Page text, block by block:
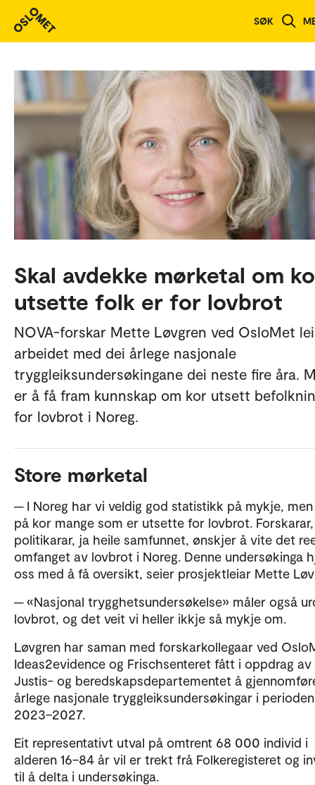
SØK
Skal avdekke mørketal om
utsette folk er for lovbrot
NOVA-forskar Mette Løvgren ved OsloMet
arbeidet med dei årlege nasjonale
tryggleiksundersøkingane dei neste fire åra.
er å få fram kunnskap om kor utsett
for lovbrot i Noreg.
Store mørketal
─ I Noreg har vi veldig god statistikk på mykje,
på kor mange som er utsette for lovbrot. Forskarar,
politikarar, ja heile samfunnet, ønskjer å vite det
omfanget av lovbrot i Noreg. Denne undersøkinga
oss med å få oversikt, seier prosjektleiar Mette
─ «Nasjonal trygghetsundersøkelse» måler også
lovbrot, og det veit vi heller ikkje så mykje om.
Løvgren har saman med forskarkollegaar ved
Ideas2evidence og Frischsenteret fått i oppdrag av
Justis- og beredskapsdepartementet å
årlege nasjonale tryggleiksundersøkingar i perioden
2023–2027.
Eit representativt utval på omtrent 68 000 individ i
alderen 16–84 år vil er trekt frå Folkeregisteret og
til å delta i undersøkinga.